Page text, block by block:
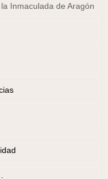
Inmaculada de Aragón